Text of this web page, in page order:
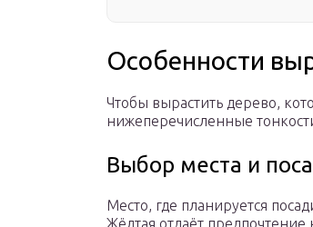
Особенности
Чтобы вырастить дерево,
нижеперечисленные
Выбор места и
Место, где планируется
Жёлтая отдаёт